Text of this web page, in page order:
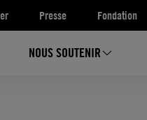
Presse Fondation
NOUS SOUTENIR